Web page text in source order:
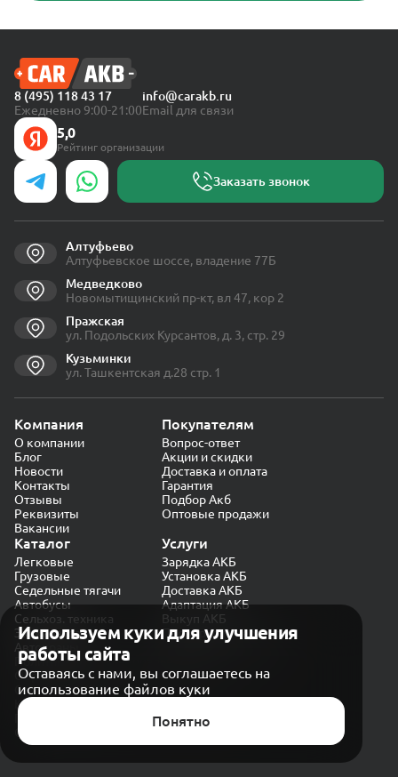
Используем куки для улучшения
работы сайта
Оставаясь с нами, вы соглашаетесь на
использование файлов куки
Понятно
8 (495) 118 43 17
Ежедневно 9:00-21:00
info@carakb.ru
Email для связи
5,0
Рейтинг организации
Заказать звонок
Алтуфьево
Алтуфьевское шоссе, владение 77Б
Медведково
Новомытищинский пр-кт, вл 47, кор 2
Пражская
ул. Подольских Курсантов, д. 3, стр. 29
Кузьминки
ул. Ташкентская д.28 стр. 1
Компания
О компании
Блог
Новости
Контакты
Отзывы
Реквизиты
Вакансии
Покупателям
Вопрос-ответ
Акции и скидки
Доставка и оплата
Гарантия
Подбор Акб
Оптовые продажи
Каталог
Легковые
Грузовые
Седельные тягачи
Автобусы
Сельхоз. техника
Экскаваторы
Автокраны
Услуги
Зарядка АКБ
Установка АКБ
Доставка АКБ
Адаптация АКБ
Выкуп АКБ
Проверка генератора
Политика конфиденциальности
Обработка персональных данных
Согласие на обработку в «Яндекс.Метрика»
Карта сайта
© CARAKB 2026. Все права защищены